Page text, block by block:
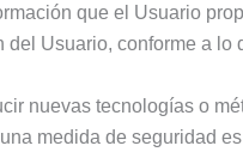
que el Usuario
Usuario, conforme a lo
nuevas tecnologías o
medida de seguridad